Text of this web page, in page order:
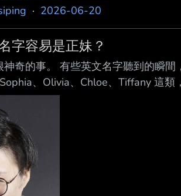
· 2026-06-20
字容易是正妹？
奇的事。 有些英文名字聽到的瞬
、Olivia、Chloe、Tiffany 這類
有些英文名字像Susan、Linda、
真的存在共同印象？ 有沒有哪幾個
on my OPPO PHY110. --